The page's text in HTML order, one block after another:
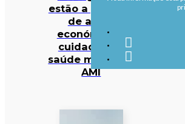
estão a precisar
de apoio
económico e
cuidados de
saúde mental —
AMI